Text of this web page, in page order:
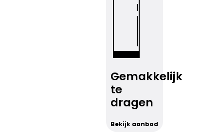
Gemakkelijk
te
dragen
Bekijk aanbod